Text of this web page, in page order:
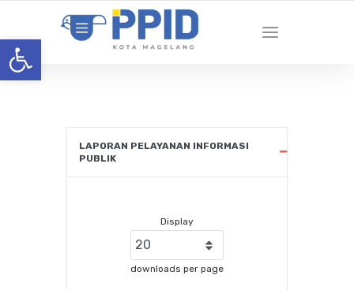
Open toolbar
LAPORAN PELAYANAN INFORMASI
PUBLIK
Display
downloads per page